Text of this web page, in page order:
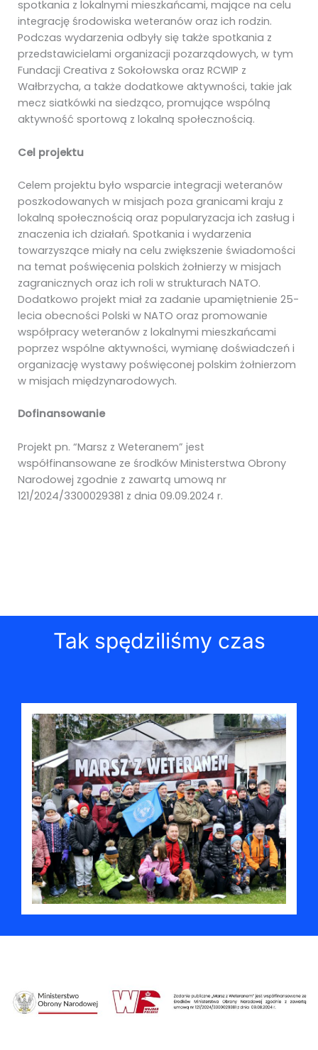
spotkania z lokalnymi mieszkańcami, mające na celu
integrację środowiska weteranów oraz ich rodzin.
Podczas wydarzenia odbyły się także spotkania z
przedstawicielami organizacji pozarządowych, w tym
Fundacji Creativa z Sokołowska oraz RCWIP z
Wałbrzycha, a także dodatkowe aktywności, takie jak
mecz siatkówki na siedząco, promujące wspólną
aktywność sportową z lokalną społecznością.
Cel projektu
Celem projektu było wsparcie integracji weteranów
poszkodowanych w misjach poza granicami kraju z
lokalną społecznością oraz popularyzacja ich zasług i
znaczenia ich działań. Spotkania i wydarzenia
towarzyszące miały na celu zwiększenie świadomości
na temat poświęcenia polskich żołnierzy w misjach
zagranicznych oraz ich roli w strukturach NATO.
Dodatkowo projekt miał za zadanie upamiętnienie 25-
lecia obecności Polski w NATO oraz promowanie
współpracy weteranów z lokalnymi mieszkańcami
poprzez wspólne aktywności, wymianę doświadczeń i
organizację wystawy poświęconej polskim żołnierzom
w misjach międzynarodowych.
Dofinansowanie
Projekt pn. “Marsz z Weteranem” jest
współfinansowane ze środków Ministerstwa Obrony
Narodowej zgodnie z zawartą umową nr
121/2024/3300029381 z dnia 09.09.2024 r.
Tak spędziliśmy czas